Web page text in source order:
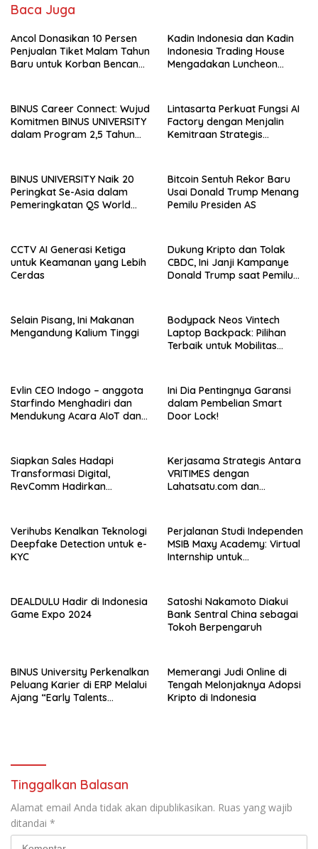
Baca Juga
Ancol Donasikan 10 Persen
Penjualan Tiket Malam Tahun
Baru untuk Korban Bencana
Kadin Indonesia dan Kadin
Indonesia Trading House
Mengadakan Luncheon
Chamber of Commerce and
Industry (SMCCI)
BINUS Career Connect: Wujud
Komitmen BINUS UNIVERSITY
dalam Program 2,5 Tahun
Lintasarta Perkuat Fungsi AI
Factory dengan Menjalin
Kemitraan Strategis
BINUS UNIVERSITY Naik 20
Peringkat Se-Asia dalam
Pemeringkatan QS World
Bitcoin Sentuh Rekor Baru
Usai Donald Trump Menang
Pemilu Presiden AS
CCTV AI Generasi Ketiga
untuk Keamanan yang Lebih
Cerdas
Dukung Kripto dan Tolak
CBDC, Ini Janji Kampanye
Donald Trump saat Pemilu
Selain Pisang, Ini Makanan
Mengandung Kalium Tinggi
Bodypack Neos Vintech
Laptop Backpack: Pilihan
Terbaik untuk Mobilitas
Evlin CEO Indogo – anggota
Starfindo Menghadiri dan
Mendukung Acara AIoT dan
Ini Dia Pentingnya Garansi
dalam Pembelian Smart
Door Lock!
Siapkan Sales Hadapi
Transformasi Digital,
RevComm Hadirkan
Kerjasama Strategis Antara
VRITIMES dengan
Lahatsatu.com dan
Indonesia
Verihubs Kenalkan Teknologi
Deepfake Detection untuk e-
KYC
Perjalanan Studi Independen
MSIB Maxy Academy: Virtual
Internship untuk
DEALDULU Hadir di Indonesia
Game Expo 2024
Satoshi Nakamoto Diakui
Bank Sentral China sebagai
Tokoh Berpengaruh
BINUS University Perkenalkan
Peluang Karier di ERP Melalui
Ajang “Early Talents
Memerangi Judi Online di
Tengah Melonjaknya Adopsi
Kripto di Indonesia
Tinggalkan Balasan
Alamat email Anda tidak akan dipublikasikan. Ruas yang wajib
ditandai *